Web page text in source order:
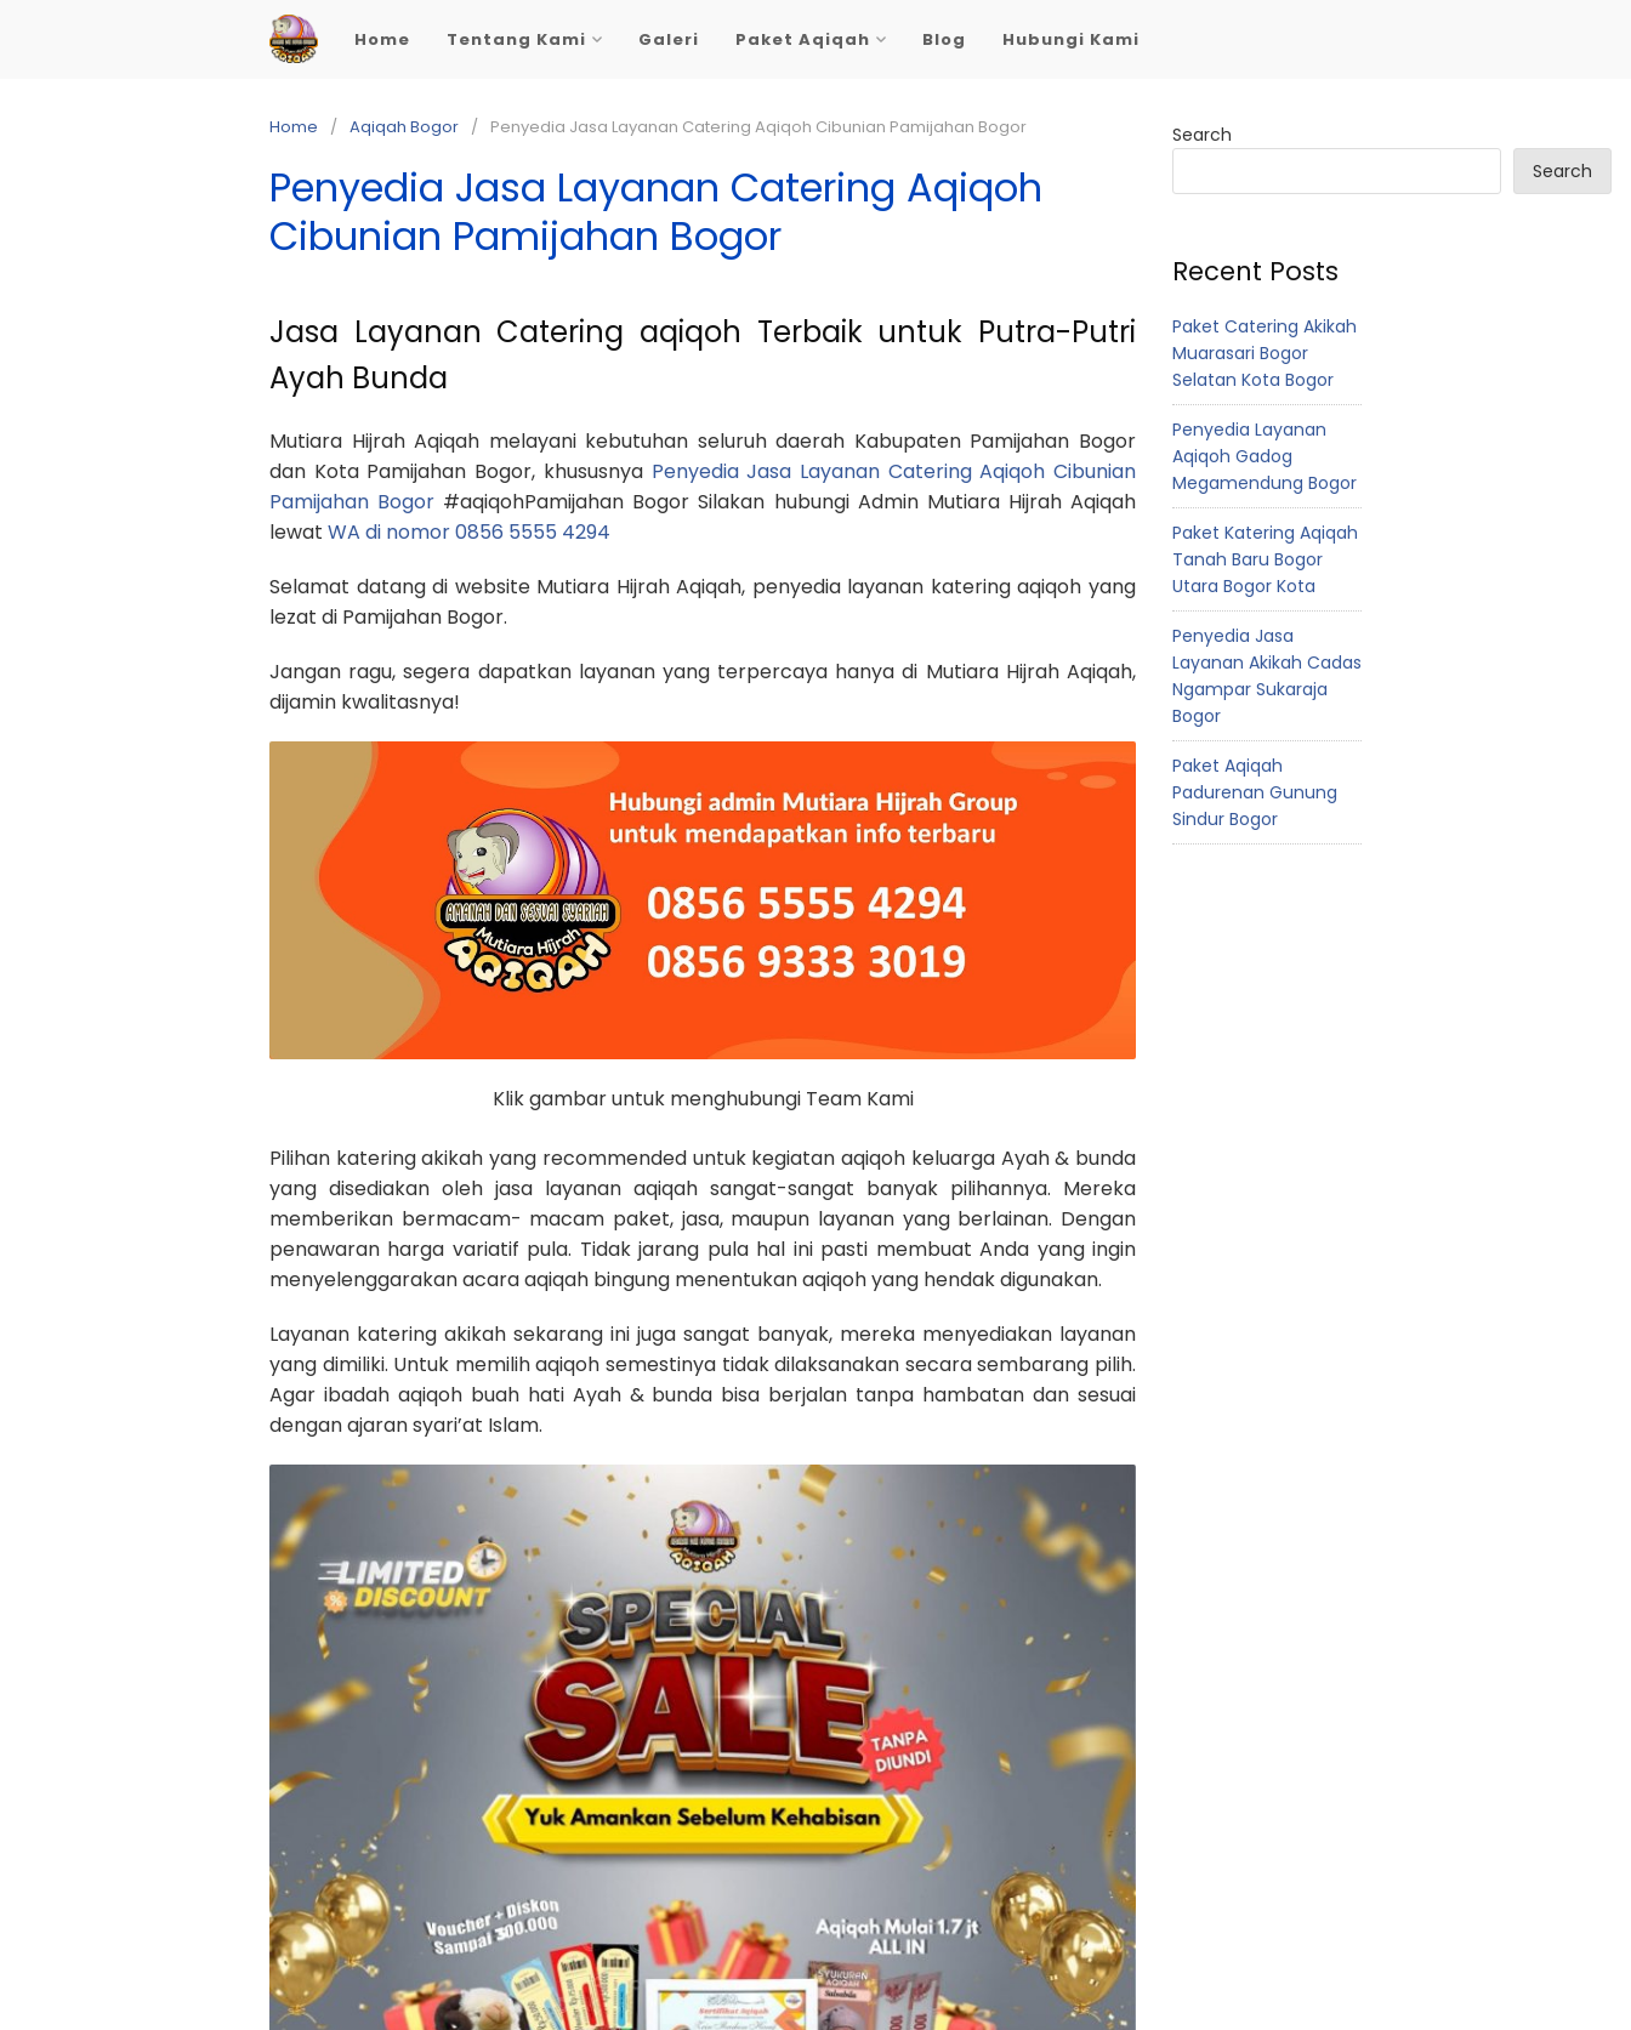
Home Tentang Kami Galeri Paket Aqiqah Blog Hubungi Kami
Home Aqiqah Bogor Penyedia Jasa Layanan Catering Aqiqoh Cibunian Pamijahan Bogor
Penyedia Jasa Layanan Catering Aqiqoh
Cibunian Pamijahan Bogor
Jasa Layanan Catering aqiqoh Terbaik untuk Putra-Putri
Ayah Bunda
Mutiara Hijrah Aqiqah melayani kebutuhan seluruh daerah Kabupaten Pamijahan Bogor
dan Kota Pamijahan Bogor, khususnya Penyedia Jasa Layanan Catering Aqiqoh Cibunian
Pamijahan Bogor #aqiqohPamijahan Bogor Silakan hubungi Admin Mutiara Hijrah Aqiqah
lewat WA di nomor 0856 5555 4294
Selamat datang di website Mutiara Hijrah Aqiqah, penyedia layanan katering aqiqoh yang
lezat di Pamijahan Bogor.
Jangan ragu, segera dapatkan layanan yang terpercaya hanya di Mutiara Hijrah Aqiqah,
dijamin kwalitasnya!
Klik gambar untuk menghubungi Team Kami
Pilihan katering akikah yang recommended untuk kegiatan aqiqoh keluarga Ayah & bunda
yang disediakan oleh jasa layanan aqiqah sangat-sangat banyak pilihannya. Mereka
memberikan bermacam- macam paket, jasa, maupun layanan yang berlainan. Dengan
penawaran harga variatif pula. Tidak jarang pula hal ini pasti membuat Anda yang ingin
menyelenggarakan acara aqiqah bingung menentukan aqiqoh yang hendak digunakan.
Layanan katering akikah sekarang ini juga sangat banyak, mereka menyediakan layanan
yang dimiliki. Untuk memilih aqiqoh semestinya tidak dilaksanakan secara sembarang pilih.
Agar ibadah aqiqoh buah hati Ayah & bunda bisa berjalan tanpa hambatan dan sesuai
dengan ajaran syari’at Islam.
Search
Search
Recent Posts
Paket Catering Akikah
Muarasari Bogor
Selatan Kota Bogor
Penyedia Layanan
Aqiqoh Gadog
Megamendung Bogor
Paket Katering Aqiqah
Tanah Baru Bogor
Utara Bogor Kota
Penyedia Jasa
Layanan Akikah Cadas
Ngampar Sukaraja
Bogor
Paket Aqiqah
Padurenan Gunung
Sindur Bogor